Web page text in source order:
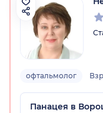
обл.)
офтальмолог
Панацея в